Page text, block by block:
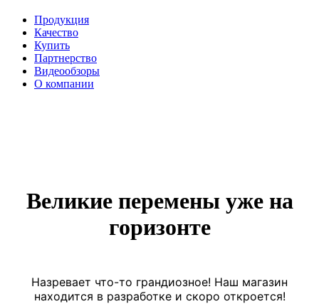
Продукция
Качество
Купить
Партнерство
Видеообзоры
О компании
Великие перемены уже на
горизонте
Назревает что-то грандиозное! Наш магазин
находится в разработке и скоро откроется!